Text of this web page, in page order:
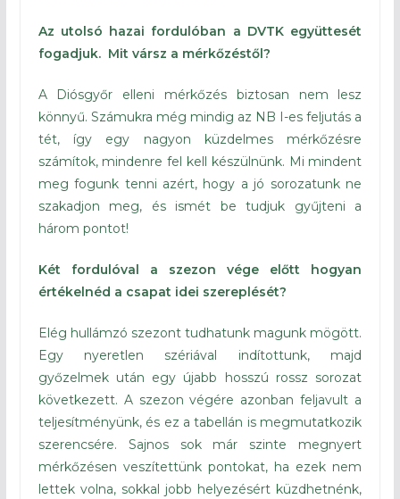
Az utolsó hazai fordulóban a DVTK együttesét
fogadjuk. Mit vársz a mérkőzéstől?
A Diósgyőr elleni mérkőzés biztosan nem lesz
könnyű. Számukra még mindig az NB I-es feljutás a
tét, így egy nagyon küzdelmes mérkőzésre
számítok, mindenre fel kell készülnünk. Mi mindent
meg fogunk tenni azért, hogy a jó sorozatunk ne
szakadjon meg, és ismét be tudjuk gyűjteni a
három pontot!
Két fordulóval a szezon vége előtt hogyan
értékelnéd a csapat idei szereplését?
Elég hullámzó szezont tudhatunk magunk mögött.
Egy nyeretlen szériával indítottunk, majd
győzelmek után egy újabb hosszú rossz sorozat
következett. A szezon végére azonban feljavult a
teljesítményünk, és ez a tabellán is megmutatkozik
szerencsére. Sajnos sok már szinte megnyert
mérkőzésen veszítettünk pontokat, ha ezek nem
lettek volna, sokkal jobb helyezésért küzdhetnénk,